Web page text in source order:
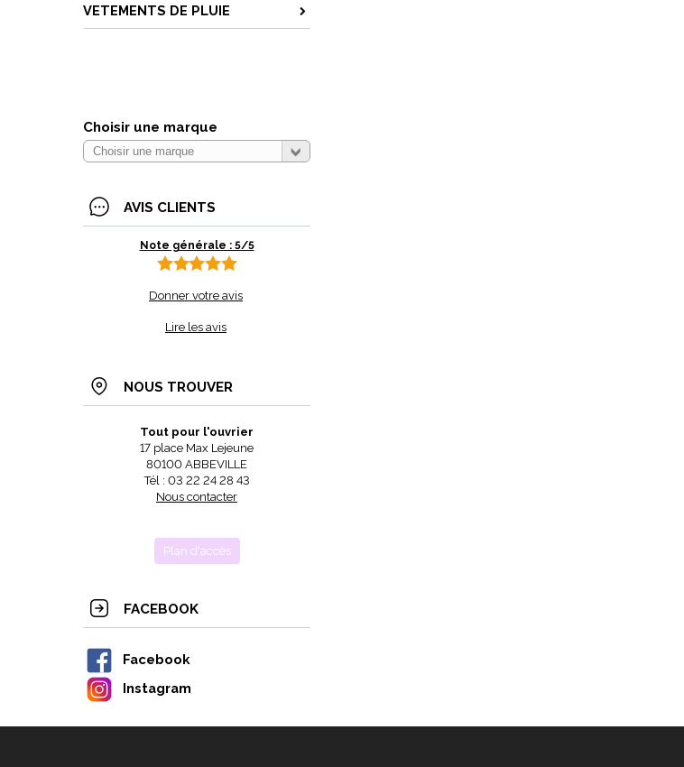
VETEMENTS DE PLUIE
Choisir une marque
AVIS CLIENTS
Note générale : 5/5
Donner votre avis
Lire les avis
NOUS TROUVER
Tout pour l'ouvrier
17 place Max Lejeune
80100 ABBEVILLE
Tél : 03 22 24 28 43
Nous contacter
Plan d'accès
FACEBOOK
Facebook
Instagram